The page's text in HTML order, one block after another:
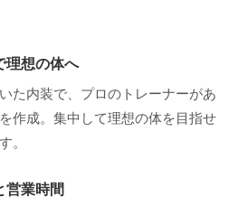
理想の体へ
た内装で、プロのトレーナーがあ
作成。集中して理想の体を目指せ
。
営業時間